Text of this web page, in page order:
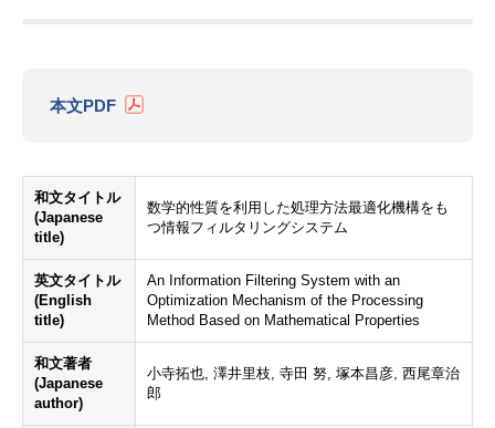
本文PDF
和文タイトル
(Japanese
title)
数学的性質を利用した処理方法最適化機構をも
つ情報フィルタリングシステム
英文タイトル
(English
title)
An Information Filtering System with an
Optimization Mechanism of the Processing
Method Based on Mathematical Properties
和文著者
(Japanese
author)
小寺拓也, 澤井里枝, 寺田 努, 塚本昌彦, 西尾章治
郎